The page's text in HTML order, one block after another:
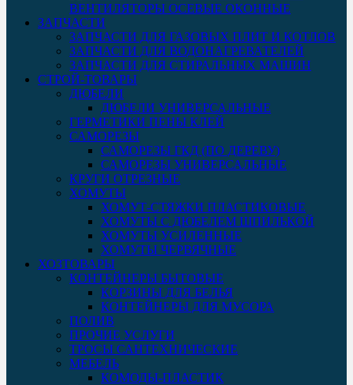
ВЕНТИЛЯТОРЫ ОСЕВЫЕ ОКОННЫЕ
ЗАПЧАСТИ
ЗАПЧАСТИ ДЛЯ ГАЗОВЫХ ПЛИТ И КОТЛОВ
ЗАПЧАСТИ ДЛЯ ВОДОНАГРЕВАТЕЛЕЙ
ЗАПЧАСТИ ДЛЯ СТИРАЛЬНЫХ МАШИН
СТРОЙ-ТОВАРЫ
ДЮБЕЛИ
ДЮБЕЛИ УНИВЕРСАЛЬНЫЕ
ГЕРМЕТИКИ ПЕНЫ КЛЕЙ
САМОРЕЗЫ
САМОРЕЗЫ ГКД (ПО ДЕРЕВУ)
САМОРЕЗЫ УНИВЕРСАЛЬНЫЕ
КРУГИ ОТРЕЗНЫЕ
ХОМУТЫ
ХОМУТ-СТЯЖКИ ПЛАСТИКОВЫЕ
ХОМУТЫ С ДЮБЕЛЕМ ШПИЛЬКОЙ
ХОМУТЫ УСИЛЕННЫЕ
ХОМУТЫ ЧЕРВЯЧНЫЕ
ХОЗТОВАРЫ
КОНТЕЙНЕРЫ БЫТОВЫЕ
КОРЗИНЫ ДЛЯ БЕЛЬЯ
КОНТЕЙНЕРЫ ДЛЯ МУСОРА
ПОЛИВ
ПРОЧИЕ УСЛУГИ
ТРОСЫ САНТЕХНИЧЕСКИЕ
МЕБЕЛЬ
КОМОДЫ-ПЛАСТИК